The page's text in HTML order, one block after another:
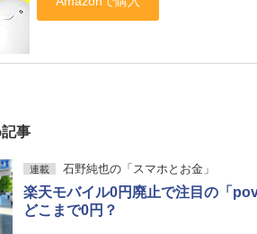
事
連載 石野純也の「スマホとお金」
楽天モバイル0円廃止で注目の「
どこまで0円？